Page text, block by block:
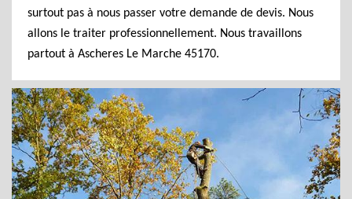
surtout pas à nous passer votre demande de devis. Nous
allons le traiter professionnellement. Nous travaillons
partout à Ascheres Le Marche 45170.